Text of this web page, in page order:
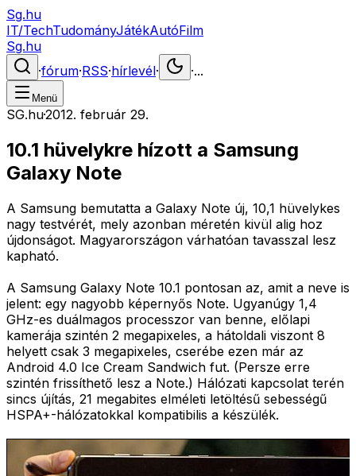
Sg.hu
IT/TechTudományJátékAutóFilm
Sg.hu
·fórum·RSS·hírlevél· ·...
Menü
SG.hu·2012. február 29.
10.1 hüvelykre hízott a Samsung
Galaxy Note
A Samsung bemutatta a Galaxy Note új, 10,1 hüvelykes
nagy testvérét, mely azonban méretén kivül alig hoz
újdonságot. Magyarországon várhatóan tavasszal lesz
kapható.
A Samsung Galaxy Note 10.1 pontosan az, amit a neve is
jelent: egy nagyobb képernyős Note. Ugyanúgy 1,4
GHz-es duálmagos processzor van benne, előlapi
kamerája szintén 2 megapixeles, a hátoldali viszont 8
helyett csak 3 megapixeles, cserébe ezen már az
Android 4.0 Ice Cream Sandwich fut. (Persze erre
szintén frissíthető lesz a Note.) Hálózati kapcsolat terén
sincs újítás, 21 megabites elméleti letöltésű sebességű
HSPA+-hálózatokkal kompatibilis a készülék.